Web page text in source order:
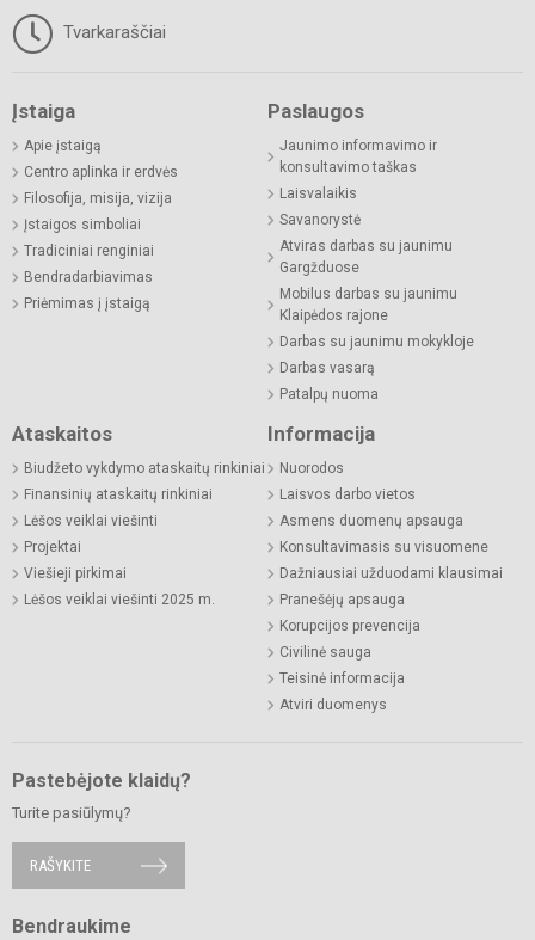
Tvarkaraščiai
Įstaiga
Apie įstaigą
Centro aplinka ir erdvės
Filosofija, misija, vizija
Įstaigos simboliai
Tradiciniai renginiai
Bendradarbiavimas
Priėmimas į įstaigą
Paslaugos
Jaunimo informavimo ir
konsultavimo taškas
Laisvalaikis
Savanorystė
Atviras darbas su jaunimu
Gargžduose
Mobilus darbas su jaunimu
Klaipėdos rajone
Darbas su jaunimu mokykloje
Darbas vasarą
Patalpų nuoma
Ataskaitos
Biudžeto vykdymo ataskaitų rinkiniai
Finansinių ataskaitų rinkiniai
Lėšos veiklai viešinti
Projektai
Viešieji pirkimai
Lėšos veiklai viešinti 2025 m.
Informacija
Nuorodos
Laisvos darbo vietos
Asmens duomenų apsauga
Konsultavimasis su visuomene
Dažniausiai užduodami klausimai
Pranešėjų apsauga
Korupcijos prevencija
Civilinė sauga
Teisinė informacija
Atviri duomenys
Pastebėjote klaidų?
Turite pasiūlymų?
RAŠYKITE
Bendraukime